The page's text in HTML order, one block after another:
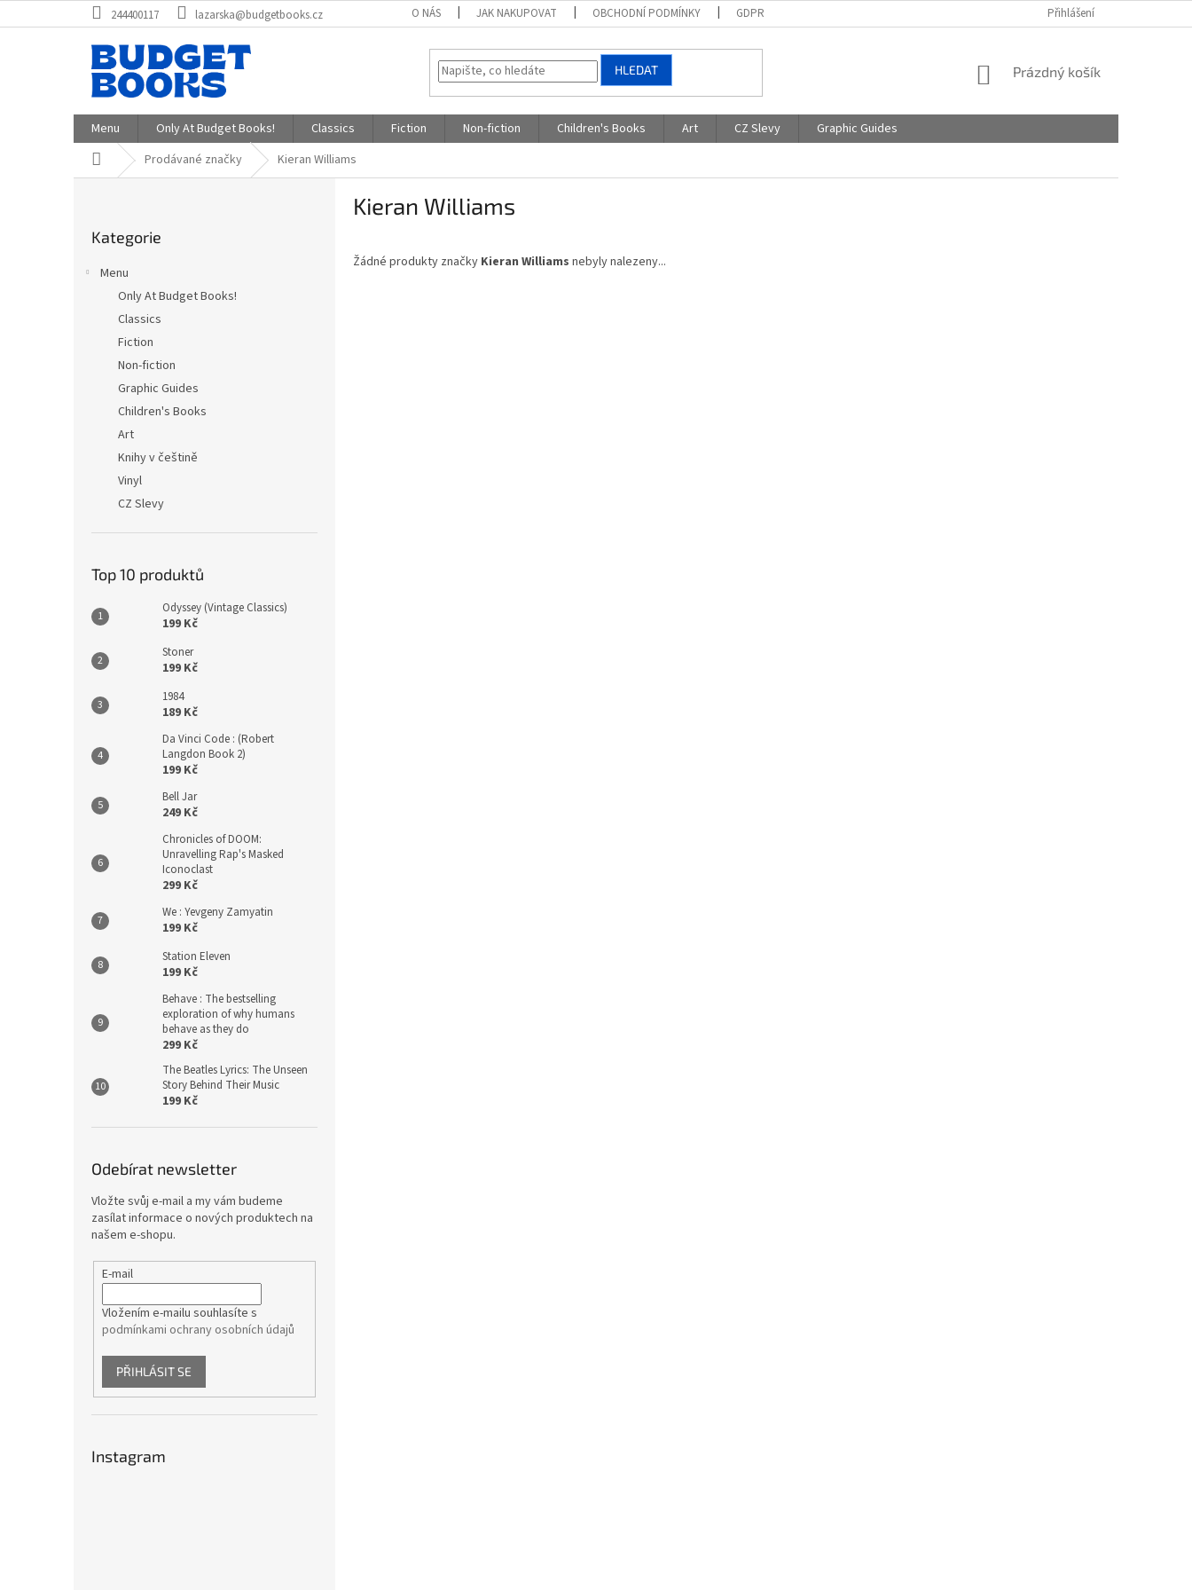
na
244400117 lazarska@budgetbooks.cz O NÁS JAK NAKUPOVAT OBCHODNÍ PODMÍNKY GDPR Přihlášení
HLEDAT
NÁKUPNÍ
Prázdný košík
Menu Only At Budget Books! Classics Fiction Non-fiction Children's Books Art CZ Slevy
Graphic Guides
Domů Prodávané značky Kieran Williams
kategorie
Kategorie
Menu
Only At Budget Books!
Classics
Fiction
Non-fiction
Graphic Guides
Children's Books
Art
Knihy v češtině
Vinyl
CZ Slevy
Top 10 produktů
Odyssey (Vintage Classics)
199 Kč
Stoner
199 Kč
1984
189 Kč
Da Vinci Code : (Robert
Langdon Book 2)
199 Kč
Bell Jar
249 Kč
Chronicles of DOOM:
Unravelling Rap's Masked
Iconoclast
299 Kč
We : Yevgeny Zamyatin
199 Kč
Station Eleven
199 Kč
Behave : The bestselling
exploration of why humans
behave as they do
299 Kč
The Beatles Lyrics: The Unseen
Story Behind Their Music
199 Kč
Odebírat newsletter
Vložte svůj e-mail a my vám budeme
zasílat informace o nových produktech na
našem e-shopu.
E-mail
Vložením e-mailu souhlasíte s
podmínkami ochrany osobních údajů
PŘIHLÁSIT SE
Instagram
Kieran Williams
Žádné produkty značky Kieran Williams nebyly nalezeny...